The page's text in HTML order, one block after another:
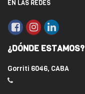
EN LAS REDES
¿DÓNDE ESTAMOS?
Gorriti 6046, CABA